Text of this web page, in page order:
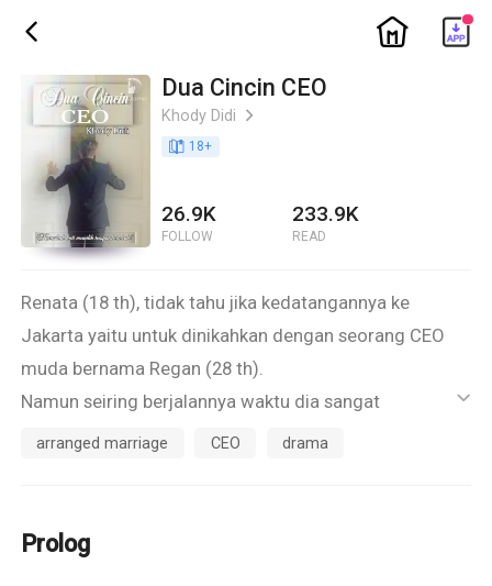
ic_back ic_home
Dua Cincin CEO
Khody Didi ic_arrow_right
book_age 18+
26.9K
FOLLOW
233.9K
READ
Renata (18 th), tidak tahu jika kedatangannya ke
Jakarta yaitu untuk dinikahkan dengan seorang CEO
muda bernama Regan (28 th).
Namun seiring berjalannya waktu dia sangat
menikmati segala fasilitas yang diberikan keluarga
dia bayi.
ic_default
arranged marriage CEO drama
Prolog